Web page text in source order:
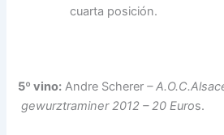
cuarta posición.
5º vino: Andre Scherer–
gewurztraminer 2012 – 20 Euros.